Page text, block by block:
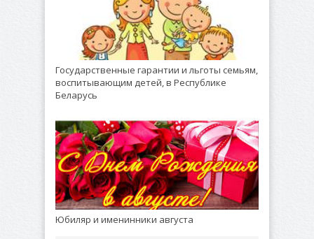
Государственные гарантии и льготы семьям,
воспитывающим детей, в Республике
Беларусь
Юбиляр и именинники августа